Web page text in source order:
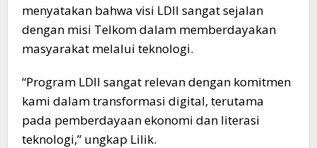
menyatakan bahwa visi LDII sangat sejalan
dengan misi Telkom dalam memberdayakan
masyarakat melalui teknologi.
​“Program LDII sangat relevan dengan komitmen
kami dalam transformasi digital, terutama
pada pemberdayaan ekonomi dan literasi
teknologi,” ungkap Lilik.